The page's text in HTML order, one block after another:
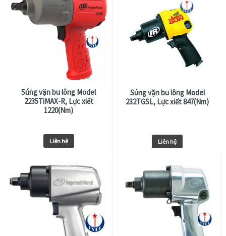
Súng vặn bu lông Model
2235TiMAX-R, Lực xiết
1220(Nm)
Liên hệ
Súng vặn bu lông Model
232TGSL, Lực xiết 847(Nm)
Liên hệ